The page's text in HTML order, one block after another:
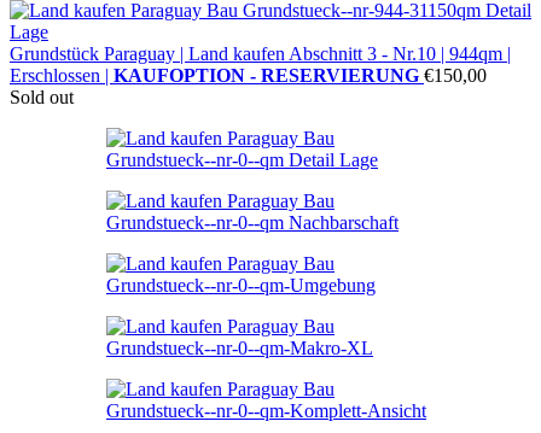
Grundstück Paraguay | Land kaufen Abschnitt 3 - Nr.10 | 944qm |
Erschlossen | KAUFOPTION - RESERVIERUNG €150,00
Sold out